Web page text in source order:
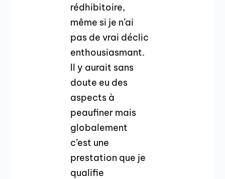
rédhibitoire,
même si je n’ai
pas de vrai déclic
enthousiasmant.
Il y aurait sans
doute eu des
aspects à
peaufiner mais
globalement
c’est une
prestation que je
qualifie